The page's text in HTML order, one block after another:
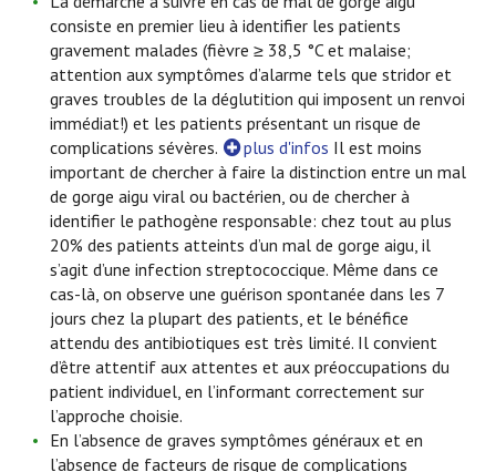
consiste en premier lieu à identifier les patients
gravement malades (fièvre ≥ 38,5 °C et malaise;
attention aux symptômes d’alarme tels que stridor et
graves troubles de la déglutition qui imposent un renvoi
immédiat!) et les patients présentant un risque de
complications sévères.
plus d'infos Il est moins
important de chercher à faire la distinction entre un mal
de gorge aigu viral ou bactérien, ou de chercher à
identifier le pathogène responsable: chez tout au plus
20% des patients atteints d’un mal de gorge aigu, il
s’agit d’une infection streptococcique. Même dans ce
cas-là, on observe une guérison spontanée dans les 7
jours chez la plupart des patients, et le bénéfice
attendu des antibiotiques est très limité. Il convient
d’être attentif aux attentes et aux préoccupations du
patient individuel, en l’informant correctement sur
l’approche choisie.
En l’absence de graves symptômes généraux et en
l’absence de facteurs de risque de complications